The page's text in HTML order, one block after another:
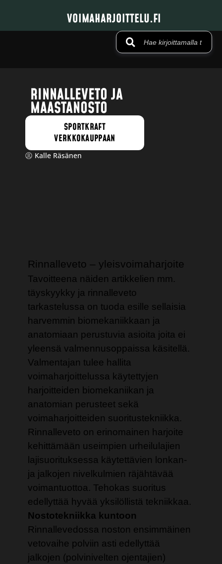
VOIMAHARJOITTELU.FI
RINNALLEVETO JA
MAASTANOSTO
SPORTKRAFT
VERKKOKAUPPAAN
Kalle Räsänen
Rinnalleveto – yleisvoimaharjoite
Tavoitteena näiden artikkelien mm.
täyskyykky ja rinnalleveto
tarkastelussa on tuoda esille sellaisia
harvemmin biomekaniikkaan ja
anatomiaan perustuvia asioita joita ei
yleensä valmennusoppaissa käsitellä.
Valmentajan tulee hallita
voimaharjoittelussa käytettyjen
harjoitteiden biomekaniikan ja
anatomian perusteet sekä
voimaharjoitteiden suoritustekniikka.
Rinnalleveto on erinomainen harjoite
kehittämään useimpien urheilulajien
lajisuorituksessa käytettävien lonkan-
ja jalkojen nivelkulmien räjähtävää
voimantuottoa. Tehokas suoritus
edellyttää hyvää yksilöllistä tekniikkaa.
Nostotekniikka kuntoon
Rinnallevedossa noston ensimmäinen
vetovaihe polviin asti edellyttää
jalkojen (polvinivelten ojentajien)